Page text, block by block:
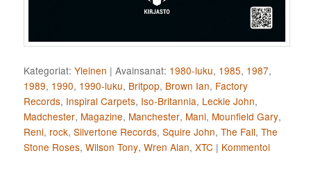
Kategoriat: Yleinen |Avainsanat: 1980-luku, 1985, 1987,
1989, 1990, 1990-luku, Britpop, Brown Ian, Factory
Records, Inspiral Carpets, Iso-Britannia, Leckie John,
Madchester, Magazine, Manchester, Mani, Mounfield Gary,
Reni, rock,Silvertone Records,Squire John,The Fall,The
Stone Roses,Wilson Tony,Wren Alan,XTC | Kommentoi